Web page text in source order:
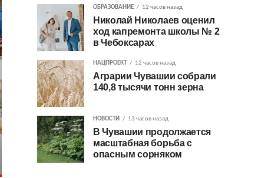
ОБРАЗОВАНИЕ 12 часов назад
Николай Николаев оценил
ход капремонта школы № 2
в Чебоксарах
НАЦПРОЕКТ 12 часов назад
Аграрии Чувашии собрали
140,8 тысячи тонн зерна
НОВОСТИ 13 часов назад
В Чувашии продолжается
масштабная борьба с
опасным сорняком